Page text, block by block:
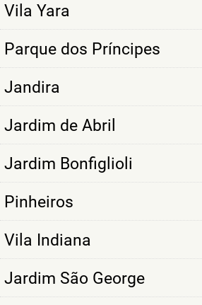
Vila Yara
Parque dos Príncipes
Jandira
Jardim de Abril
Jardim Bonfiglioli
Pinheiros
Vila Indiana
Jardim São George